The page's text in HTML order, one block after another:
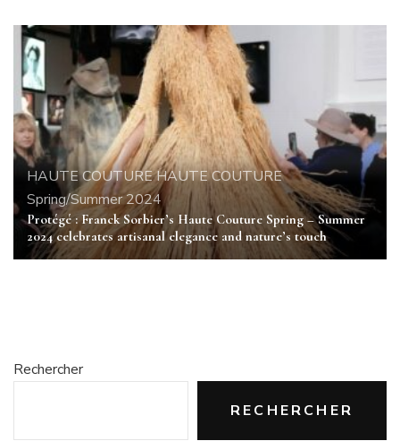
HAUTE COUTUREHAUTE COUTURE
Spring/Summer 2024
Protégé : Franck Sorbier’s Haute Couture Spring – Summer
2024 celebrates artisanal elegance and nature’s touch
Rechercher
RECHERCHER